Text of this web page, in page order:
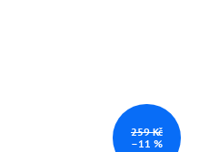
259 Kč
–11 %